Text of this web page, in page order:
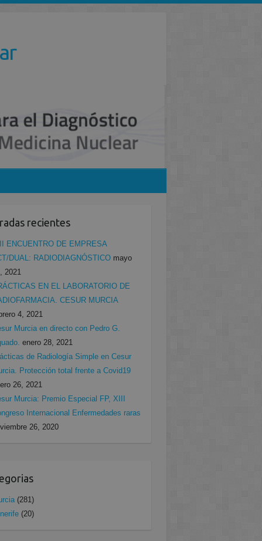
recientes
ENCUENTRO DE EMPRESA
DUAL: RADIODIAGNÓSTICO mayo
2021
EN EL LABORATORIO DE
CESUR MURCIA
4, 2021
Murcia en directo con Pedro G.
enero 28, 2021
de Radiología Simple en Cesur
Protección total frente a Covid19
26, 2021
Murcia: Premio Especial FP, XIII
Internacional Enfermedades raras
26, 2020
(281)
(20)